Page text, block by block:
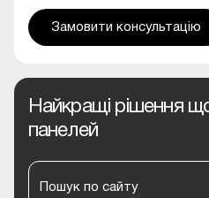
Замовити консультацію
Найкращі рішення
панелей